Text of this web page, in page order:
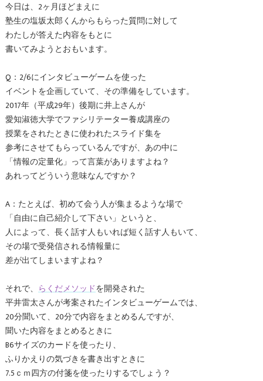
今日は、2ヶ月ほどまえに
塾生の塩坂太郎くんからもらった質問に対して
わたしが答えた内容をもとに
書いてみようとおもいます。
Q：2/6にインタビューゲームを使った
イベントを企画していて、その準備をしています。
2017年（平成29年）後期に井上さんが
愛知淑徳大学でファシリテーター養成講座の
授業をされたときに使われたスライド集を
参考にさせてもらっているんですが、あの中に
「情報の定量化」って言葉がありますよね？
あれってどういう意味なんですか？
A：たとえば、初めて会う人が集まるような場で
「自由に自己紹介して下さい」というと、
人によって、長く話す人もいれば短く話す人もいて、
その場で受発信される情報量に
差が出てしまいますよね？
それで、 らくだメソッドを開発された
平井雷太さんが考案されたインタビューゲームでは、
20分聞いて、20分で内容をまとめるんですが、
聞いた内容をまとめるときに
B6サイズのカードを使ったり、
ふりかえりの気づきを書き出すときに
7.5ｃｍ四方の付箋を使ったりするでしょう？